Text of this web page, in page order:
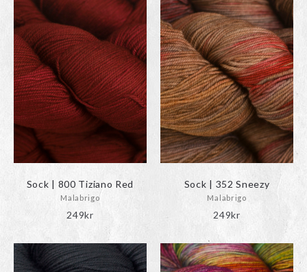
Sock | 800 Tiziano Red
Malabrigo
249kr
Sock | 352 Sneezy
Malabrigo
249kr